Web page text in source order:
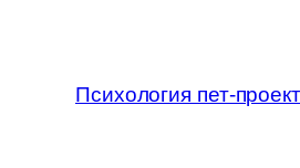
Психология пет-